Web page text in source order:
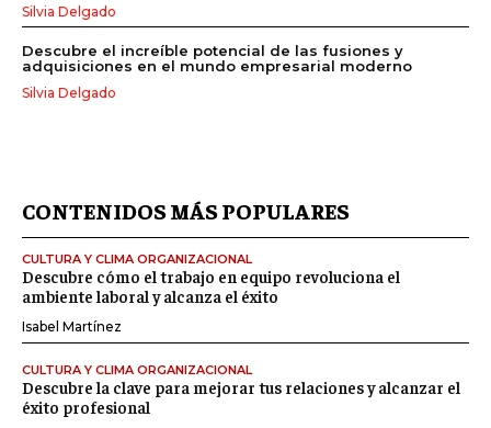
Silvia Delgado
Descubre el increíble potencial de las fusiones y
adquisiciones en el mundo empresarial moderno
Silvia Delgado
CONTENIDOS MÁS POPULARES
CULTURA Y CLIMA ORGANIZACIONAL
Descubre cómo el trabajo en equipo revoluciona el
ambiente laboral y alcanza el éxito
Isabel Martínez
CULTURA Y CLIMA ORGANIZACIONAL
Descubre la clave para mejorar tus relaciones y alcanzar el
éxito profesional